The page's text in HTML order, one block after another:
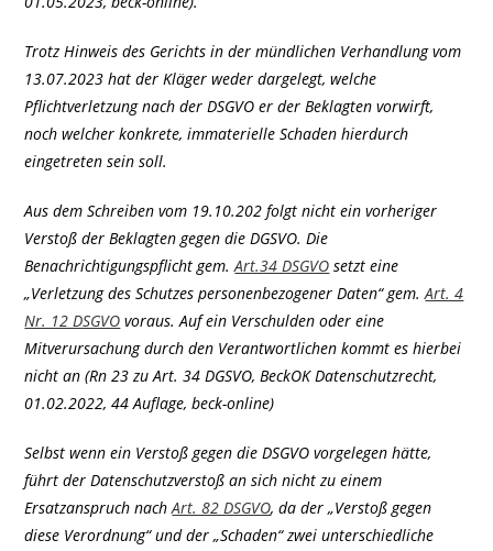
Trotz Hinweis des Gerichts in der mündlichen Verhandlung vom
13.07.2023 hat der Kläger weder dargelegt, welche
Pflichtverletzung nach der DSGVO er der Beklagten vorwirft,
noch welcher konkrete, immaterielle Schaden hierdurch
eingetreten sein soll.
Aus dem Schreiben vom 19.10.202 folgt nicht ein vorheriger
Verstoß der Beklagten gegen die DGSVO. Die
Benachrichtigungspflicht gem.Art.34 DSGVO setzt eine
„Verletzung des Schutzes personenbezogener Daten“ gem.Art. 4
Nr. 12 DSGVO voraus. Auf ein Verschulden oder eine
Mitverursachung durch den Verantwortlichen kommt es hierbei
nicht an (Rn 23 zu Art. 34 DGSVO, BeckOK Datenschutzrecht,
01.02.2022, 44 Auflage, beck-online)
Selbst wenn ein Verstoß gegen die DSGVO vorgelegen hätte,
führt der Datenschutzverstoß an sich nicht zu einem
Ersatzanspruch nachArt. 82 DSGVO, da der „Verstoß gegen
diese Verordnung“ und der „Schaden“ zwei unterschiedliche